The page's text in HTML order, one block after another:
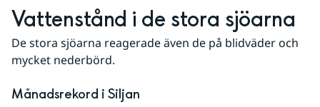
Vattenstånd i de stora sjöarna
De stora sjöarna reagerade även de på blidväder och
mycket nederbörd.
Månadsrekord i Siljan